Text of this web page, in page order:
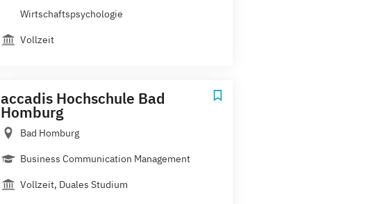
Wirtschaftspsychologie
Vollzeit
accadis Hochschule Bad
Homburg
Bad Homburg
Business Communication Management
Vollzeit, Duales Studium